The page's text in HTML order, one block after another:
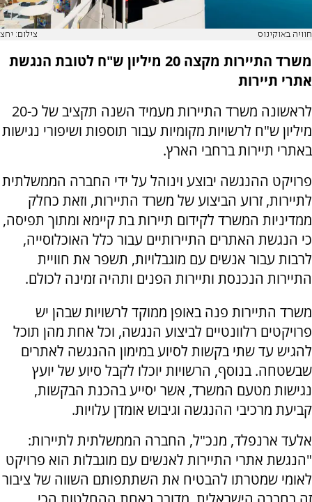
חוויה באוקינוס צילום: יחצ
משרד התיירות מקצה 20 מיליון ש"ח לטובת הנגשת
אתרי תיירות
לראשונה משרד התיירות מעמיד השנה תקציב של כ-20
מיליון ש"ח לרשויות מקומיות עבור תוספות ושיפורי נגישות
באתרי תיירות ברחבי הארץ.
פרויקט ההנגשה יבוצע וינוהל על ידי החברה הממשלתית
לתיירות, זרוע הביצוע של משרד התיירות, וזאת כחלק
ממדיניות המשרד לקידום תיירות בת קיימא ומתוך תפיסה,
כי הנגשת האתרים התיירותיים עבור כלל האוכלוסייה,
לרבות עבור אנשים עם מוגבלויות, תשפר את חוויית
התיירות הנכנסת ותיירות הפנים ותהיה זמינה לכולם.
משרד התיירות פנה באופן ממוקד לרשויות שבהן יש
פרויקטים רלוונטיים לביצוע הנגשה, וכל אחת מהן תוכל
להגיש עד שתי בקשות לסיוע במימון ההנגשה לאתרים
שבשטחה. בנוסף, הרשויות יוכלו לקבל סיוע של יועץ
נגישות מטעם המשרד, אשר יסייע בהכנת הבקשות,
קביעת מרכיבי ההנגשה וגיבוש אומדן עלויות.
אלעד ארנפלד, מנכ"ל, החברה הממשלתית לתיירות:
"הנגשת אתרי התיירות לאנשים עם מוגבלות הוא פרויקט
לאומי שמטרתו להבטיח את השתתפותם השווה של ציבור